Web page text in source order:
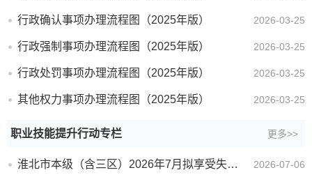
行政确认事项办理流程图（2025年版） 2026-03-25
行政强制事项办理流程图（2025年版） 2026-03-25
行政处罚事项办理流程图（2025年版） 2026-03-25
其他权力事项办理流程图（2025年版） 2026-03-25
职业技能提升行动专栏 更多>>
淮北市本级（含三区）2026年7月拟享受失业保险技能提升补贴人员公示 2026-07-06